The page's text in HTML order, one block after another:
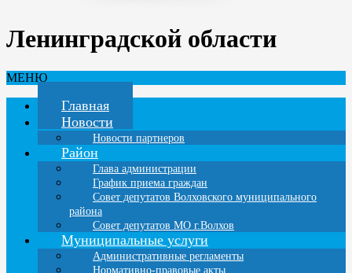
Ленинградской области
МЕНЮ
Главная
Новости
Новости партнеров
Район
Глава администрации
График приема граждан
Совет депутатов Волховского муниципального
района
Совет депутатов МО г.Волхов
Муниципальные услуги
Административные регламенты
Нормативно-правовые акты